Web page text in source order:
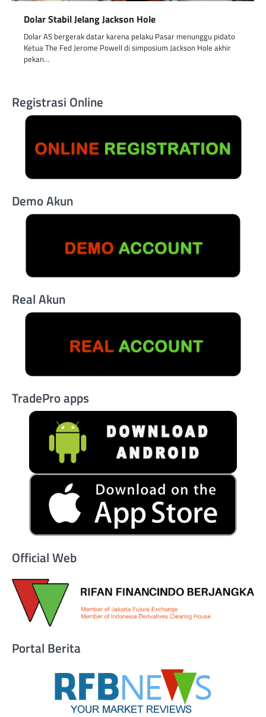
Dolar Stabil Jelang Jackson Hole
Dolar AS bergerak datar karena pelaku Pasar menunggu pidato
Ketua The Fed Jerome Powell di simposium Jackson Hole akhir
pekan…
Registrasi Online
Demo Akun
Real Akun
TradePro apps
Official Web
Portal Berita